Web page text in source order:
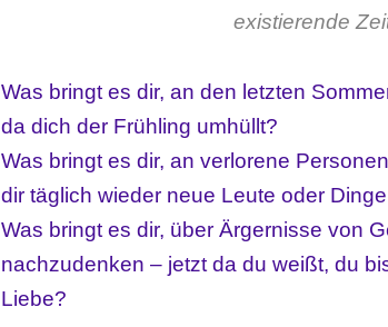
existierende
Was bringt es dir, an den letzten
da dich der Frühling umhüllt?
Was bringt es dir, an verlorene
dir täglich wieder neue Leute oder
Was bringt es dir, über Ärgernisse von
nachzudenken – jetzt da du weißt, du
Liebe?